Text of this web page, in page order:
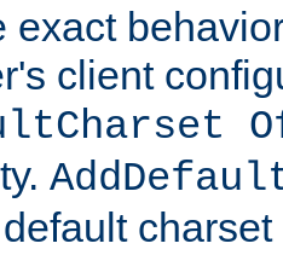
exact
client